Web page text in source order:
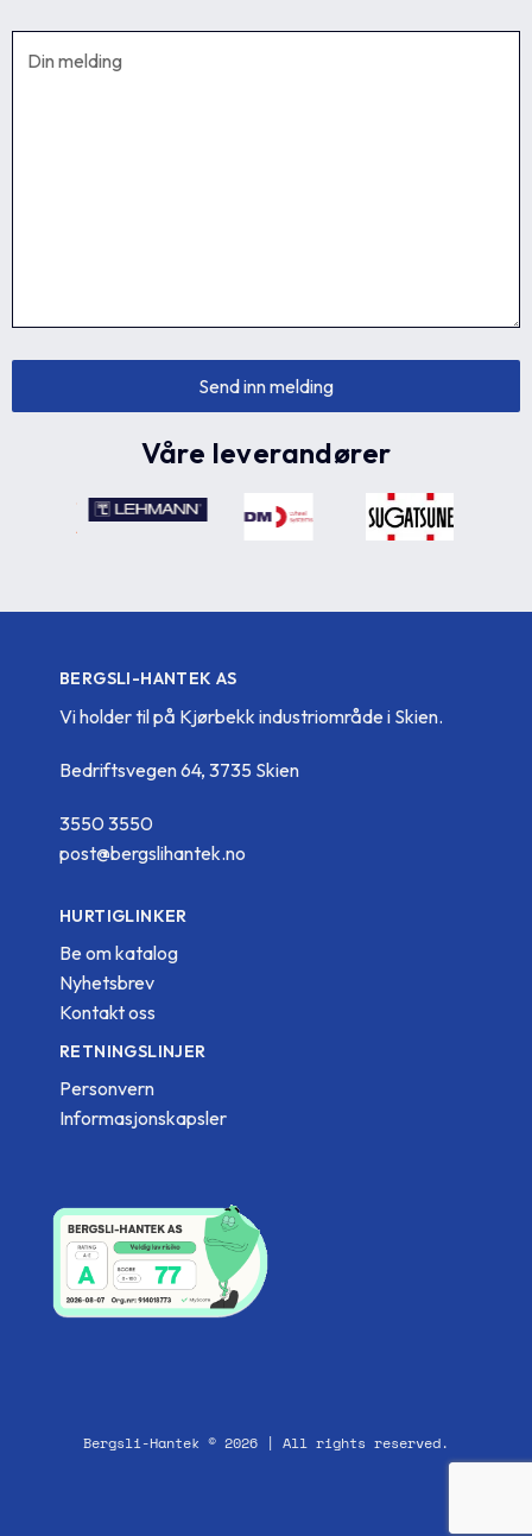
Våre leverandører
BERGSLI-HANTEK AS
Vi holder til på Kjørbekk industriområde i Skien.
Bedriftsvegen 64, 3735 Skien
3550 3550
post@bergslihantek.no
HURTIGLINKER
Be om katalog
Nyhetsbrev
Kontakt oss
RETNINGSLINJER
Personvern
Informasjonskapsler
Bergsli-Hantek © 2026 | All rights reserved.